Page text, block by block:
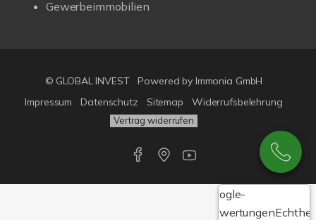
Gewerbeimmobilien
© GLOBAL INVEST Powered by Immonia GmbH
Impressum
Datenschutz Sitemap Widerrufsbelehrung
Vertrag widerrufen
Google-
Bewertungen